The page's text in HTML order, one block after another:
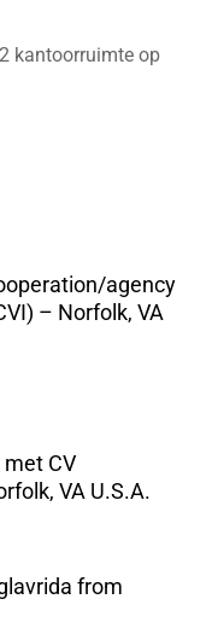
kantoorruimte op
agency
– Norfolk, VA
CV
VA U.S.A.
from